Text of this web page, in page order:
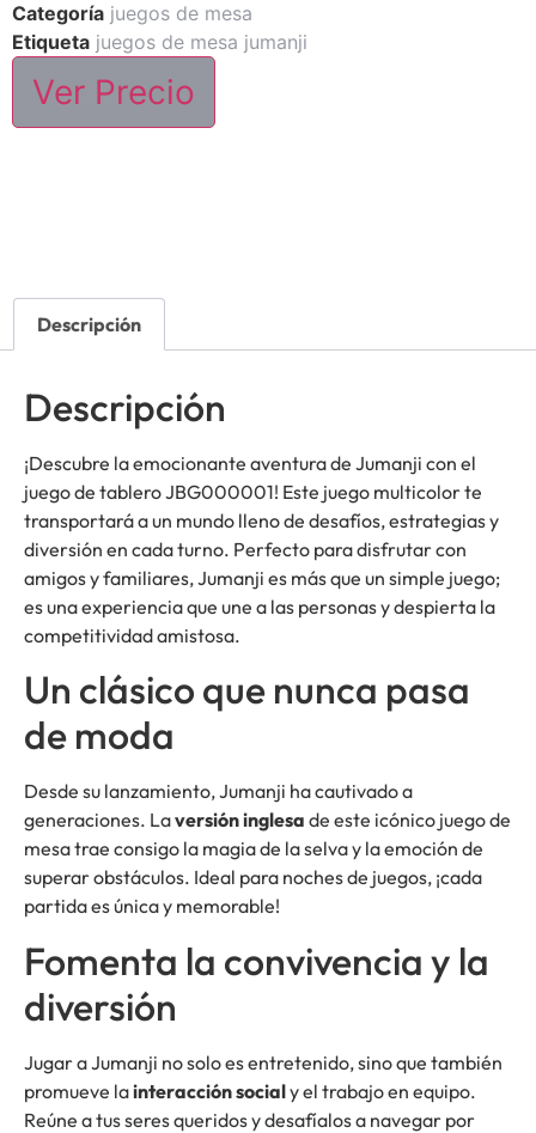
Categoría juegos de mesa
Etiqueta juegos de mesa jumanji
Ver Precio
Descripción
Descripción
¡Descubre la emocionante aventura de Jumanji con el
juego de tablero JBG000001! Este juego multicolor te
transportará a un mundo lleno de desafíos, estrategias y
diversión en cada turno. Perfecto para disfrutar con
amigos y familiares, Jumanji es más que un simple juego;
es una experiencia que une a las personas y despierta la
competitividad amistosa.
Un clásico que nunca pasa
de moda
Desde su lanzamiento, Jumanji ha cautivado a
generaciones. Laversión inglesa de este icónico juego de
mesa trae consigo la magia de la selva y la emoción de
superar obstáculos. Ideal para noches de juegos, ¡cada
partida es única y memorable!
Fomenta la convivencia y la
diversión
Jugar a Jumanji no solo es entretenido, sino que también
promueve lainteracción socialy el trabajo en equipo.
Reúne a tus seres queridos y desafíalos a navegar por